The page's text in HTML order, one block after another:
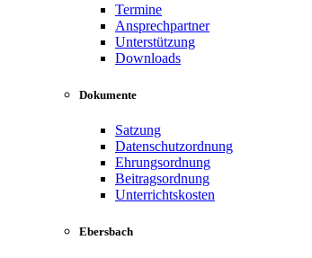
Termine
Ansprechpartner
Unterstützung
Downloads
Dokumente
Satzung
Datenschutzordnung
Ehrungsordnung
Beitragsordnung
Unterrichtskosten
Ebersbach